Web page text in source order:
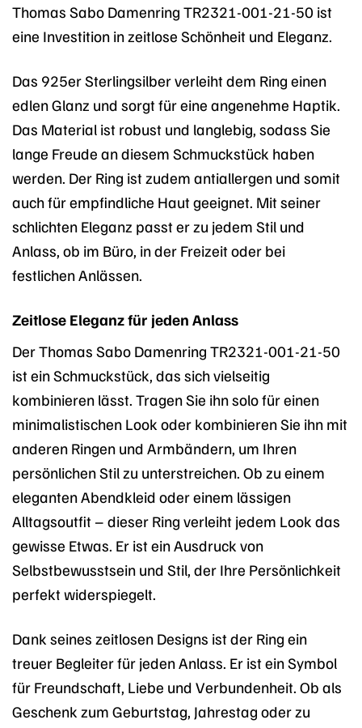
Thomas Sabo Damenring TR2321-001-21-50 ist
eine Investition in zeitlose Schönheit und Eleganz.
Das 925er Sterlingsilber verleiht dem Ring einen
edlen Glanz und sorgt für eine angenehme Haptik.
Das Material ist robust und langlebig, sodass Sie
lange Freude an diesem Schmuckstück haben
werden. Der Ring ist zudem antiallergen und somit
auch für empfindliche Haut geeignet. Mit seiner
schlichten Eleganz passt er zu jedem Stil und
Anlass, ob im Büro, in der Freizeit oder bei
festlichen Anlässen.
Zeitlose Eleganz für jeden Anlass
Der Thomas Sabo Damenring TR2321-001-21-50
ist ein Schmuckstück, das sich vielseitig
kombinieren lässt. Tragen Sie ihn solo für einen
minimalistischen Look oder kombinieren Sie ihn mit
anderen Ringen und Armbändern, um Ihren
persönlichen Stil zu unterstreichen. Ob zu einem
eleganten Abendkleid oder einem lässigen
Alltagsoutfit – dieser Ring verleiht jedem Look das
gewisse Etwas. Er ist ein Ausdruck von
Selbstbewusstsein und Stil, der Ihre Persönlichkeit
perfekt widerspiegelt.
Dank seines zeitlosen Designs ist der Ring ein
treuer Begleiter für jeden Anlass. Er ist ein Symbol
für Freundschaft, Liebe und Verbundenheit. Ob als
Geschenk zum Geburtstag, Jahrestag oder zu